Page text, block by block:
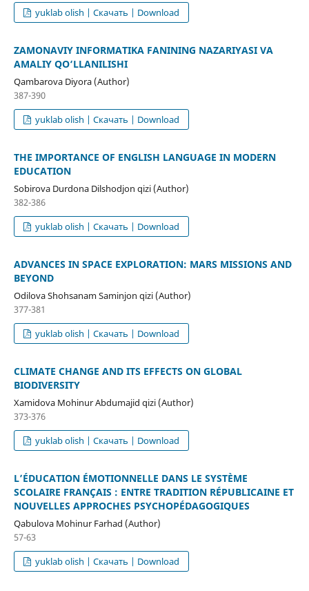
yuklab olish | Скачать | Download
ZAMONAVIY INFORMATIKA FANINING NAZARIYASI VA
AMALIY QO‘LLANILISHI
Qambarova Diyora (Author)
387-390
yuklab olish | Скачать | Download
THE IMPORTANCE OF ENGLISH LANGUAGE IN MODERN
EDUCATION
Sobirova Durdona Dilshodjon qizi (Author)
382-386
yuklab olish | Скачать | Download
ADVANCES IN SPACE EXPLORATION: MARS MISSIONS AND
BEYOND
Odilova Shohsanam Saminjon qizi (Author)
377-381
yuklab olish | Скачать | Download
CLIMATE CHANGE AND ITS EFFECTS ON GLOBAL
BIODIVERSITY
Xamidova Mohinur Abdumajid qizi (Author)
373-376
yuklab olish | Скачать | Download
L’ÉDUCATION ÉMOTIONNELLE DANS LE SYSTÈME
SCOLAIRE FRANÇAIS : ENTRE TRADITION RÉPUBLICAINE ET
NOUVELLES APPROCHES PSYCHOPÉDAGOGIQUES
Qabulova Mohinur Farhad (Author)
57-63
yuklab olish | Скачать | Download